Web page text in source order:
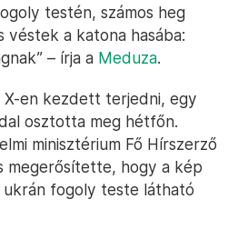
testén, számos heg
a katona hasába:
– írja a Meduza.
en kezdett terjedni, egy
osztotta meg hétfőn.
minisztérium Fő Hírszerző
megerősítette, hogy a kép
fogoly teste látható